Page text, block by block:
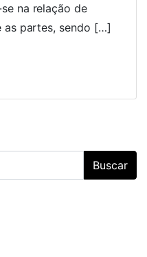
na relação de
as partes, sendo […]